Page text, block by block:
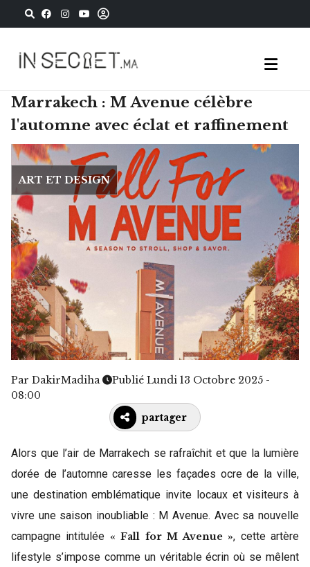
Marrakech : M Avenue célèbre
l'automne avec éclat et raffinement
ART ET DESIGN
Par DakirMadiha
Publié Lundi 13 Octobre 2025 -
08:00
partager
Alors que l’air de Marrakech se rafraîchit et que la lumière
dorée de l’automne caresse les façades ocre de la ville,
une destination emblématique invite locaux et visiteurs à
vivre une saison inoubliable : M Avenue. Avec sa nouvelle
campagne intitulée « Fall for M Avenue », cette artère
lifestyle s’impose comme un véritable écrin où se mêlent